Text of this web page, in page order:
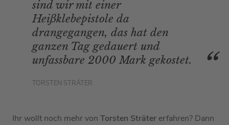
sind wir mit einer
Heißklebepistole da
drangegangen, das hat den
ganzen Tag gedauert und
unfassbare 2000 Mark gekostet.
TORSTEN STRÄTER
Ihr wollt noch mehr von Torsten Sträter erfahren? Dann